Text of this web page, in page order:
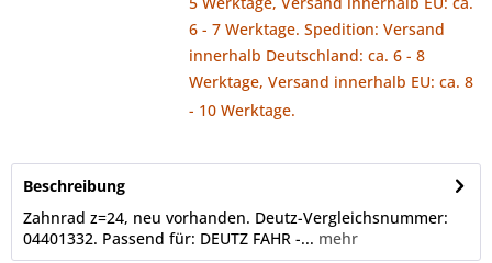
6 - 7 Werktage. Spedition: Versand
innerhalb Deutschland: ca. 6 - 8
Werktage, Versand innerhalb EU: ca. 8
- 10 Werktage.
Beschreibung
Zahnrad z=24, neu vorhanden. Deutz-Vergleichsnummer:
04401332. Passend für: DEUTZ FAHR -... mehr